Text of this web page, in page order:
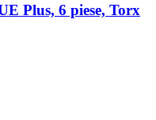
Plus, 6 piese, Torx